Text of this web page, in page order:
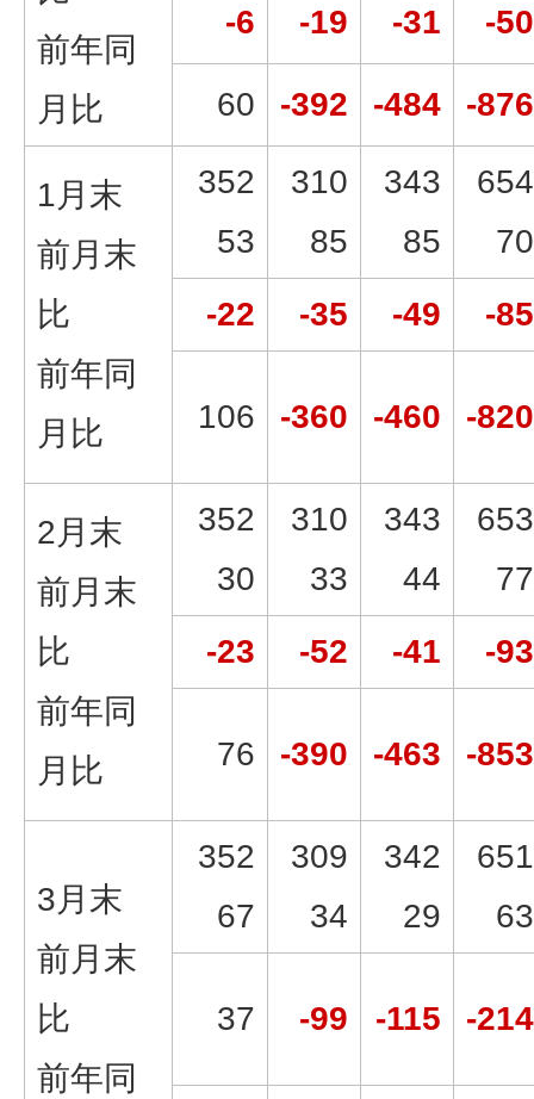
前年同
月比
-6 -19 -31 -50
60 -392 -484 -876
1月末
前月末
比
前年同
月比
352
53
310
85
343
85
654
70
-22
-35 -49 -85
106 -360 -460 -820
2月末
前月末
比
前年同
月比
352
30
310
33
343
44
653
77
-23
-52 -41 -93
76 -390 -463 -853
3月末
前月末
比
前年同
352
67
309
34
342
29
651
63
37 -99 -115 -214